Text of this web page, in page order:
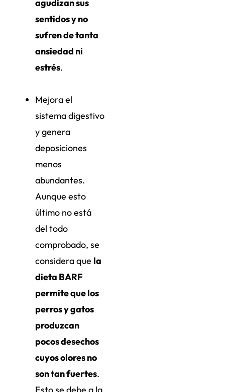
agudizan sus
sentidos y no
sufren de tanta
ansiedad ni
estrés.
Mejora el
sistema digestivo
y genera
deposiciones
menos
abundantes.
Aunque esto
último no está
del todo
comprobado, se
considera que la
dieta BARF
permite que los
perros y gatos
produzcan
pocos desechos
cuyos olores no
son tan fuertes.